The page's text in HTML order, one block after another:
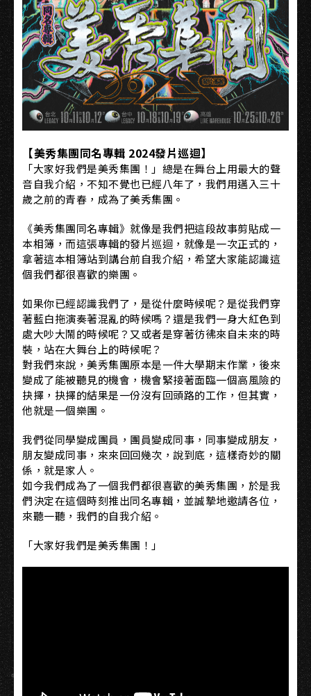
【美秀集團同名專輯 2024發片巡迴】
「大家好我們是美秀集團！」總是在舞台上用最大的聲
音自我介紹，不知不覺也已經八年了，我們用邁入三十
歲之前的青春，成為了美秀集團。
《美秀集團同名專輯》就像是我們把這段故事剪貼成一
本相簿，而這張專輯的發片巡迴，就像是一次正式的，
拿著這本相簿站到講台前自我介紹，希望大家能認識這
個我們都很喜歡的樂團。
如果你已經認識我們了，是從什麼時候呢？是從我們穿
著藍白拖演奏著混亂的時候嗎？還是我們一身大紅色到
處大吵大鬧的時候呢？又或者是穿著彷彿來自未來的時
裝，站在大舞台上的時候呢？
對我們來說，美秀集團原本是一件大學期末作業，後來
變成了能被聽見的機會，機會緊接著面臨一個高風險的
抉擇，抉擇的結果是一份沒有回頭路的工作，但其實，
他就是一個樂團。
我們從同學變成團員，團員變成同事，同事變成朋友，
朋友變成同事，來來回回幾次，說到底，這樣奇妙的關
係，就是家人。
如今我們成為了一個我們都很喜歡的美秀集團，於是我
們決定在這個時刻推出同名專輯，並誠摯地邀請各位，
來聽一聽，我們的自我介紹。
「大家好我們是美秀集團！」